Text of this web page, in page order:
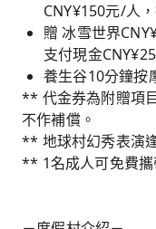
CNY¥150元/人
贈 冰雪世界
支付現金CNY¥25
養生谷10分鐘按
** 代金券為附贈項
不作補償。
** 地球村幻秀表演
** 1名成人可免費